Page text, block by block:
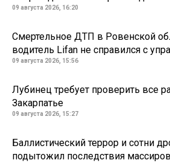
09 августа 2026, 16:20
Смертельное ДТП в Ровенской
водитель Lifan не справился с
09 августа 2026, 15:56
Лубинец требует проверить все
Закарпатье
09 августа 2026, 15:27
Баллистический террор и сотни
подытожил последствия